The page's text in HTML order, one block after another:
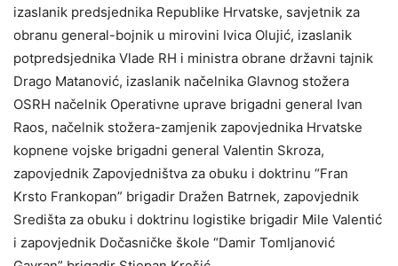
izaslanik predsjednika Republike Hrvatske, savjetnik za
obranu general-bojnik u mirovini Ivica Olujić, izaslanik
potpredsjednika Vlade RH i ministra obrane državni tajnik
Drago Matanović, izaslanik načelnika Glavnog stožera
OSRH načelnik Operativne uprave brigadni general Ivan
Raos, načelnik stožera-zamjenik zapovjednika Hrvatske
kopnene vojske brigadni general Valentin Skroza,
zapovjednik Zapovjedništva za obuku i doktrinu “Fran
Krsto Frankopan” brigadir Dražen Batrnek, zapovjednik
Središta za obuku i doktrinu logistike brigadir Mile Valentić
i zapovjednik Dočasničke škole “Damir Tomljanović